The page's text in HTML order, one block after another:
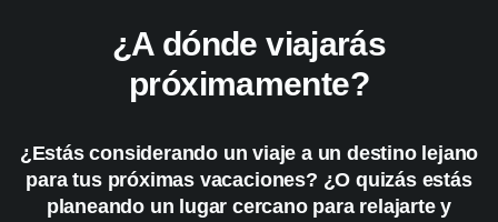
¿A dónde viajarás
próximamente?
¿Estás considerando un viaje a un destino lejano
para tus próximas vacaciones? ¿O quizás estás
planeando un lugar cercano para relajarte y